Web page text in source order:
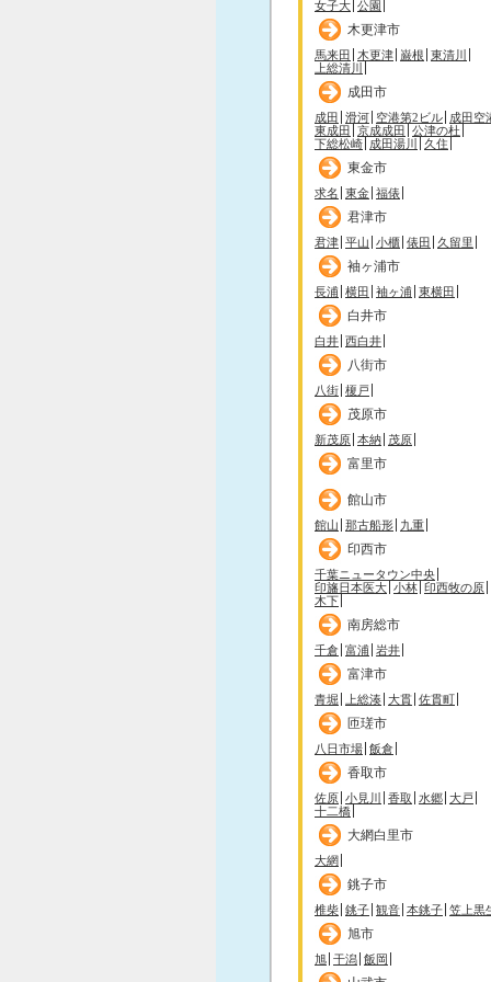
女子大 公園
木更津市
馬来田 木更津 巌根 東清川
上総清川
成田市
成田 滑河 空港第2ビル 成田空
東成田 京成成田 公津の杜
下総松崎 成田湯川 久住
東金市
求名 東金 福俵
君津市
君津 平山 小櫃 俵田 久留里
袖ヶ浦市
長浦 横田 袖ヶ浦 東横田
白井市
白井 西白井
八街市
八街 榎戸
茂原市
新茂原 本納 茂原
富里市
館山市
館山 那古船形 九重
印西市
千葉ニュータウン中央
印旛日本医大 小林 印西牧の原
木下
南房総市
千倉 富浦 岩井
富津市
青堀 上総湊 大貫 佐貫町
匝瑳市
八日市場 飯倉
香取市
佐原 小見川 香取 水郷 大戸
十二橋
大網白里市
大網
銚子市
椎柴 銚子 観音 本銚子 笠上黒
旭市
旭 干潟 飯岡